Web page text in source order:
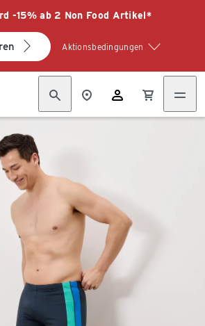
-15% ab 2 Non Food Artikel*
Aktionsbedingungen